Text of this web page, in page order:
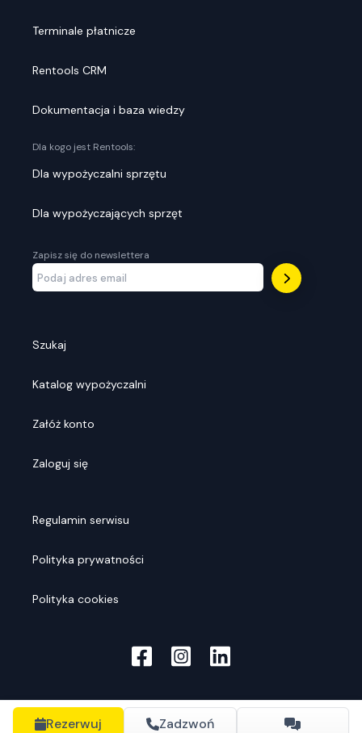
Rezerwuj Zadzwoń
Terminale płatnicze
Rentools CRM
Dokumentacja i baza wiedzy
Dla kogo jest Rentools:
Dla wypożyczalni sprzętu
Dla wypożyczających sprzęt
Zapisz się do newslettera
Szukaj
Katalog wypożyczalni
Załóż konto
Zaloguj się
Regulamin serwisu
Polityka prywatności
Polityka cookies
© Rentools 2026. Wszelkie prawa zastrzeżone.